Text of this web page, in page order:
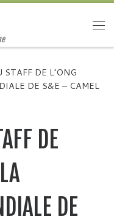
DE L’ONG
DE S&E – CAMEL
DE
DE